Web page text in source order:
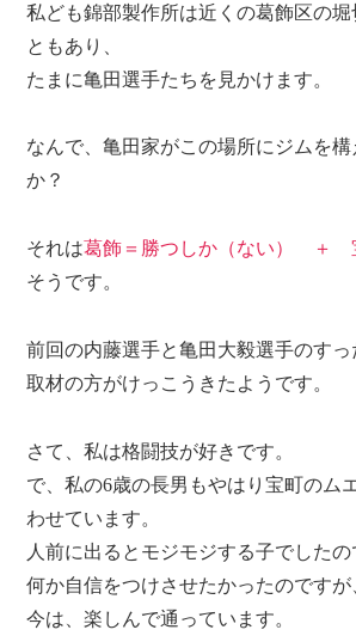
私ども錦部製作所は近くの葛飾区の堀
ともあり、
たまに亀田選手たちを見かけます。
なんで、亀田家がこの場所にジムを
か？
それは葛飾＝勝つしか（ない） ＋
そうです。
前回の内藤選手と亀田大毅選手のす
取材の方がけっこうきたようです。
さて、私は格闘技が好きです。
で、私の6歳の長男もやはり宝町のム
わせています。
人前に出るとモジモジする子でしたの
何か自信をつけさせたかったのですが
今は、楽しんで通っています。